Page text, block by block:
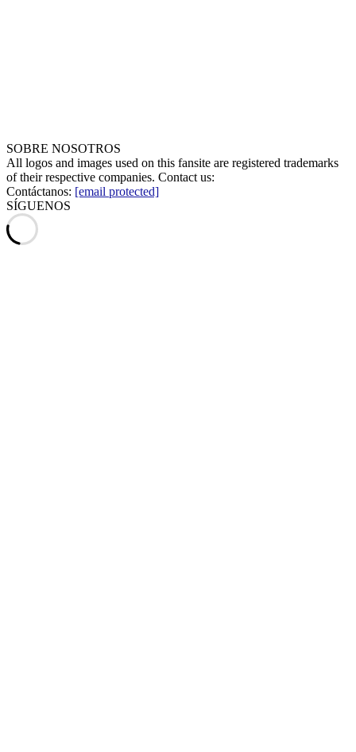
SOBRE NOSOTROS
All logos and images used on this fansite are registered trademarks
of their respective companies. Contact us:
Contáctanos: [email protected]
SÍGUENOS